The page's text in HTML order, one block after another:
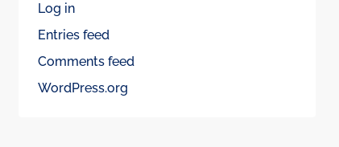
Log in
Entries feed
Comments feed
WordPress.org